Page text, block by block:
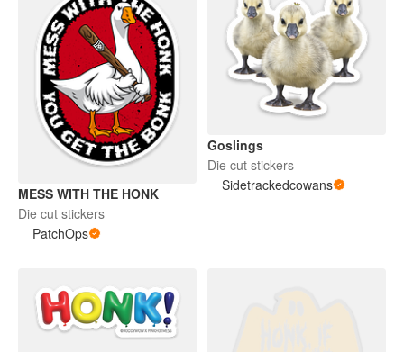
MESS WITH THE HONK
Die cut stickers
PatchOps
Goslings
Die cut stickers
Sidetrackedcowans